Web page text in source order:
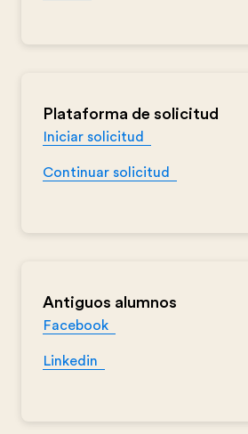
Plataforma de solicitud
Iniciar solicitud
Continuar solicitud
Antiguos alumnos
Facebook
Linkedin